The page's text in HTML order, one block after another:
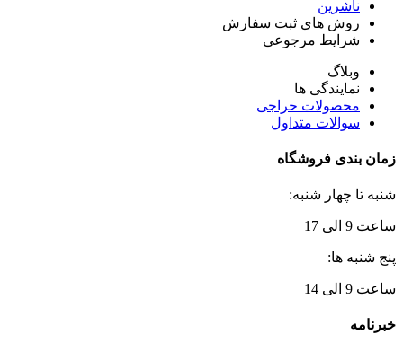
ناشرین
روش های ثبت سفارش
شرایط مرجوعی
وبلاگ
نمایندگی ها
محصولات حراجی
سوالات متداول
زمان بندی فروشگاه
شنبه تا چهار شنبه:
ساعت 9 الی 17
پنج شنبه ها:
ساعت 9 الی 14
خبرنامه